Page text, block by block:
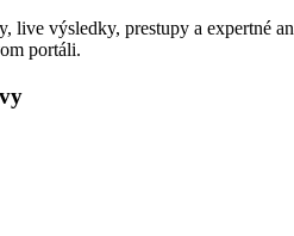
live výsledky, prestupy a expertné
portáli.